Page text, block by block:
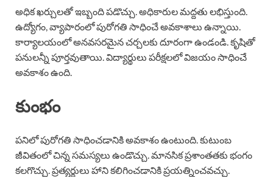
అధిక ఖర్చులతో ఇబ్బంది పడొచ్చు. అధికారుల మద్దతు లభిస్తుంది.
ఉద్యోగం, వ్యాపారంలో పురోగతి సాధించే అవకాశాలు ఉన్నాయి.
కార్యాలయంలో అనవసరమైన చర్చలకు దూరంగా ఉండండి. కృషితో
పనులన్నీ పూర్తవుతాయి. విద్యార్థులు పరీక్షలలో విజయం సాధించే
అవకాశం ఉంది.
కుంభం
పనిలో పురోగతి సాధించడానికి అవకాశం ఉంటుంది. కుటుంబ
జీవితంలో చిన్న సమస్యలు ఉండొచ్చు. మానసిక ప్రశాంతతకు భంగం
కలగొచ్చు. ప్రత్యర్థులు హాని కలిగించడానికి ప్రయత్నించవచ్చు.